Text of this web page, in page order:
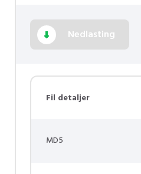
Nedlasting
Fil detaljer
MD5